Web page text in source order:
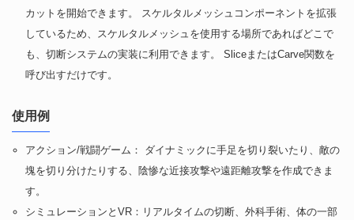
カットを開始できます。 スケルタルメッシュコンポーネントを拡張
しているため、スケルタルメッシュを使用する場所であればどこで
も、切断システムの実装に利用できます。 SliceまたはCarve関数を
呼び出すだけです。
使用例
アクション/戦闘ゲーム： ダイナミックに手足を切り裂いたり、敵の
塊を切り分けたりする、陰惨な近接攻撃や遠距離攻撃を作成できま
す。
シミュレーションとVR：リアルタイムの切断、外科手術、体の一部